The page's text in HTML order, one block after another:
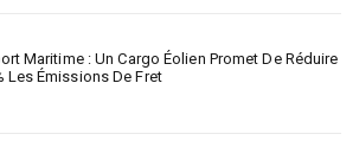
Maritime : Un Cargo Éolien Promet De Réduire
Les Émissions De Fret